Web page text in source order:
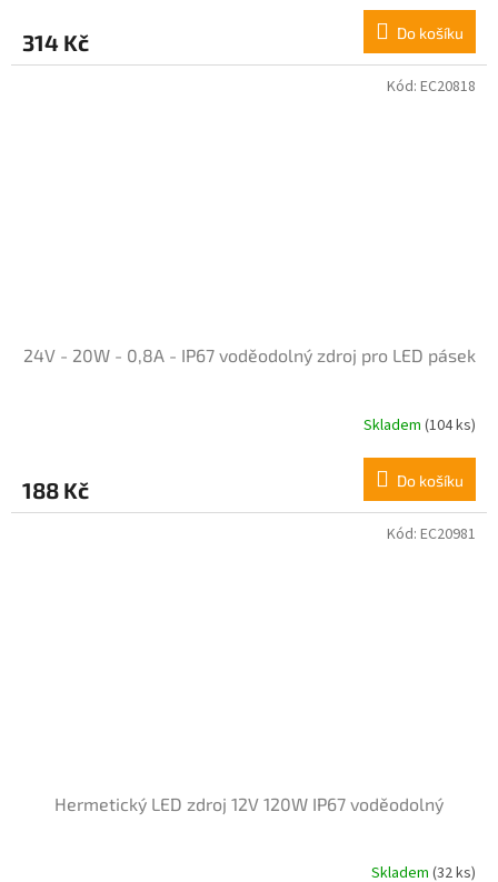
314 Kč Do košíku
24V - 20W - 0,8A - IP67 voděodolný zdroj pro LED pásek
Skladem (104 ks)
188 Kč Do košíku
Kód: EC20818
Hermetický LED zdroj 12V 120W IP67 voděodolný
Skladem (32 ks)
Kód: EC20981